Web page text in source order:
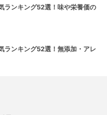
ランキング52選！味や栄養価の
ランキング52選！無添加・アレ